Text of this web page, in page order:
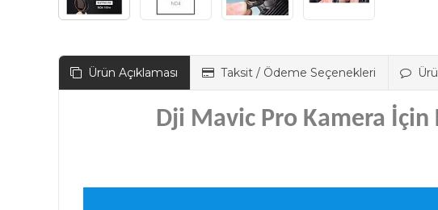
Ürün Açıklaması Taksit / Ödeme Seçenekleri
Dji Mavic Pro Kamera İçin